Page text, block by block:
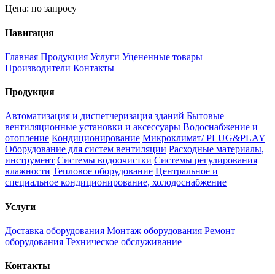
Цена: по запросу
Навигация
Главная Продукция Услуги Уцененные товары
Производители Контакты
Продукция
Автоматизация и диспетчеризация зданий Бытовые
вентиляционные установки и аксессуары Водоснабжение и
отопление Кондиционирование Микроклимат/ PLUG&PLAY
Оборудование для систем вентиляции Расходные материалы,
инструмент Системы водоочистки Системы регулирования
влажности Тепловое оборудование Центральное и
специальное кондиционирование, холодоснабжение
Услуги
Доставка оборудования Монтаж оборудования Ремонт
оборудования Техническое обслуживание
Контакты